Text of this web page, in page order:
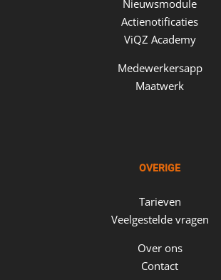
Nieuwsmodule
Actienotificaties
ViQZ Academy
Medewerkersapp
Maatwerk
OVERIGE
Tarieven
Veelgestelde vragen
Over ons
Contact